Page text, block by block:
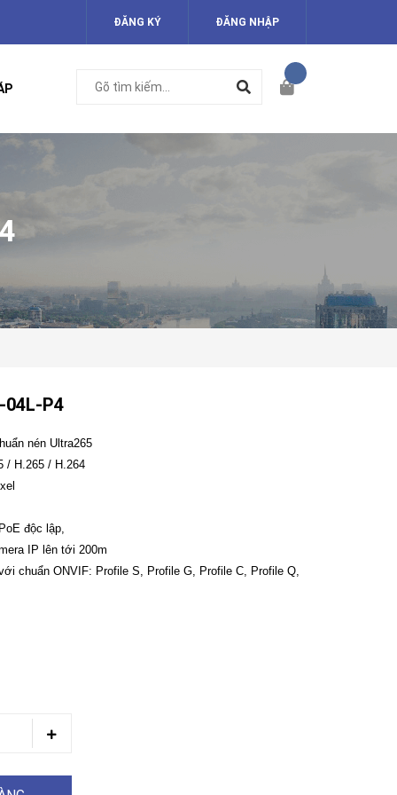
ĐĂNG KÝ ĐĂNG NHẬP
04L-P4
nén Ultra265
/ H.265 / H.264
độc lập,
IP lên tới 200m
chuẩn ONVIF: Profile S, Profile G, Profile C, Profile Q,